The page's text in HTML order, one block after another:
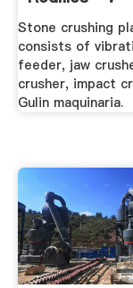
Stone crushing
consists of
feeder, jaw
crusher, impact
Gulin maquinaria.